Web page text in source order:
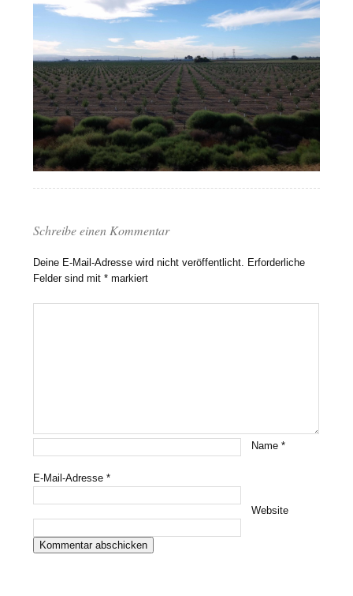
Schreibe einen Kommentar
Deine E-Mail-Adresse wird nicht veröffentlicht.
Erforderliche
Felder sind mit* markiert
Name*
E-Mail-Adresse*
Website